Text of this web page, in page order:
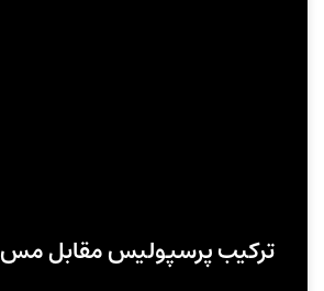
ترکیب پرسپولیس مقابل مس